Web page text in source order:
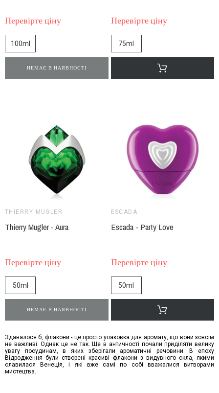
Перевірте ціну
100ml
НЕМАЄ В НАЯВНОСТІ
Перевірте ціну
75ml
THIERRY MUGLER
Thierry Mugler - Aura
Перевірте ціну
50ml
НЕМАЄ В НАЯВНОСТІ
ESCADA
Escada - Party Love
Перевірте ціну
50ml
Здавалося б, флакони - це просто упаковка для аромату, що вони зовсім
не важливі. Однак це не так. Ще в античності почали приділяти велику
увагу посудинам, в яких зберігали ароматичні речовини. В епоху
Відродження були створені красиві флакони з видувного скла, якими
славилася Венеція, і які вже самі по собі вважалися витворами
мистецтва.